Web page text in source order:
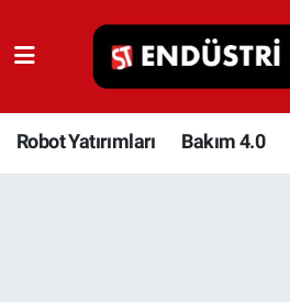
Robot Yatırımları Bakım 4.0
Robot Yatırımları
Bakım 4.0